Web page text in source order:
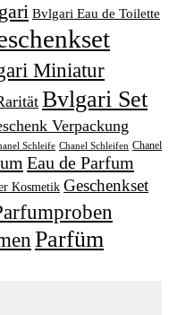
Bvlgari Eau de Toilette
Miniatur
Bvlgari Set
Verpackung
Schleife Chanel Schleifen Chanel
Eau de Parfum
Kosmetik Geschenkset
Parfüm